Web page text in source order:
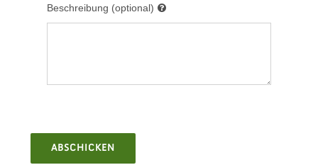
Beschreibung (optional)
ABSCHICKEN